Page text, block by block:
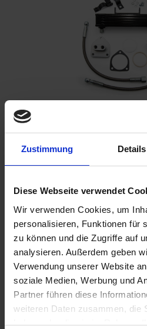
Zustimmung Details
Diese Webseite verwendet
Wir verwenden Cookies, um
personalisieren, Funktionen für
zu können und die Zugriffe auf
analysieren. Außerdem geben
Verwendung unserer Website
soziale Medien, Werbung und
Partner führen diese
weiteren Daten zusammen, die
haben oder die sie im Rahmen
Please inform me as
available again.
€495.00
Prices incl. VAT, plus shipping costs
Remember Comment
part no.: 1142400S
Description